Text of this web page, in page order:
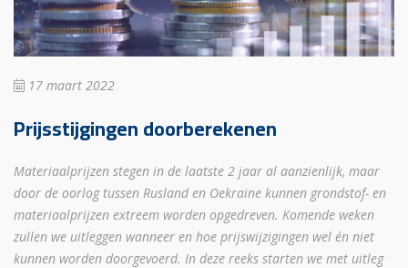
17 maart 2022
Prijsstijgingen doorberekenen
Materiaalprijzen stegen in de laatste 2 jaar al aanzienlijk, maar
door de oorlog tussen Rusland en Oekraïne kunnen grondstof- en
materiaalprijzen extreem worden opgedreven. Komende weken
zullen we uitleggen wanneer en hoe prijswijzigingen wel én niet
kunnen worden doorgevoerd. In deze reeks starten we met uitleg